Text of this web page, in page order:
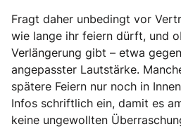
Fragt daher unbedingt vor
wie lange ihr feiern dürft, und
Verlängerung gibt – etwa
angepasster Lautstärke.
spätere Feiern nur noch in
Infos schriftlich ein, damit es
keine ungewollten